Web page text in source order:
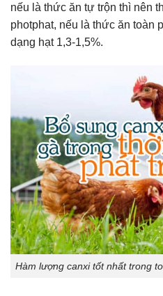
nếu là thức ăn tự trộn thì nên
photphat, nếu là thức ăn toàn
dạng hạt 1,3-1,5%.
Hàm lượng canxi tốt nhất trong